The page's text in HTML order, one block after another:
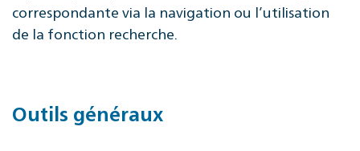
correspondante via la navigation ou l’utilisation
de la fonction recherche.
Outils généraux